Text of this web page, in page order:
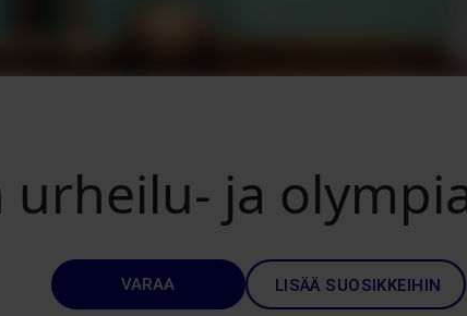
urheilu- ja
VARAA LISÄÄ SUOSIKKEIHIN